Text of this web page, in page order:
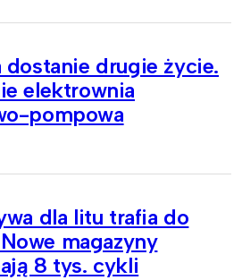
dostanie drugie życie.
elektrownia
pompowa
dla litu trafia do
magazyny
8 tys. cykli